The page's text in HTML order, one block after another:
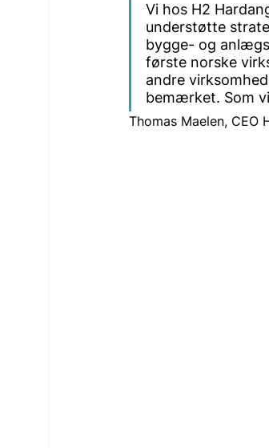
Vi hos H2
understøtte
bygge- og
første norske
andre
bemærket. Som
Thomas Maelen, CEO